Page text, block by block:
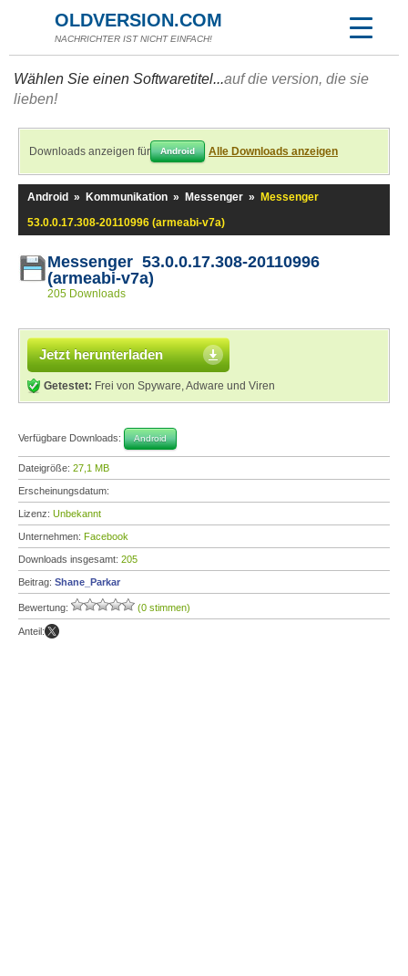
OLDVERSION.COM
NACHRICHTER IST NICHT EINFACH!
Wählen Sie einen Softwaretitel...auf die version, die sie
lieben!
Downloads anzeigen für Android Alle Downloads anzeigen
Android » Kommunikation » Messenger »
Messenger
53.0.0.17.308-20110996 (armeabi-v7a)
Messenger 53.0.0.17.308-20110996
(armeabi-v7a)
205 Downloads
Jetzt herunterladen
Getestet: Frei von Spyware, Adware und Viren
Verfügbare Downloads: Android
Dateigröße: 27,1 MB
Erscheinungsdatum:
Lizenz: Unbekannt
Unternehmen: Facebook
Downloads insgesamt: 205
Beitrag: Shane_Parkar
Bewertung: (0 stimmen)
Anteil: